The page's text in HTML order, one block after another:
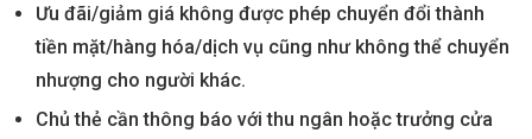
Ưu đãi/giảm giá không được phép chuyển đổi thành
tiền mặt/hàng hóa/dịch vụ cũng như không thể chuyển
nhượng cho người khác.
Chủ thẻ cần thông báo với thu ngân hoặc trưởng cửa